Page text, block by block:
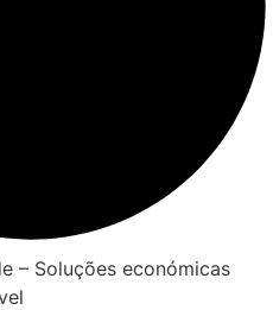
– Soluções económicas